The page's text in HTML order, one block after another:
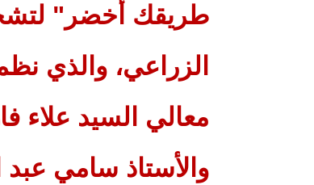
طريقك أخضر"
الزراعي، والذي
معالي السيد علاء
والأستاذ سامي